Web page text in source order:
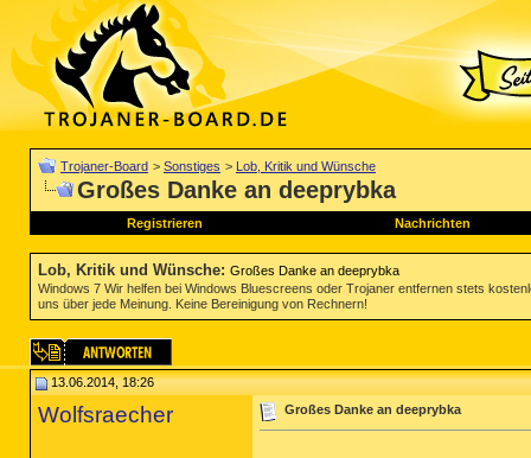
Trojaner-Board > Sonstiges > Lob, Kritik und Wünsche
Großes Danke an deeprybka
Registrieren Nachrichten
Lob, Kritik und Wünsche: Großes Danke an deeprybka
Windows 7 Wir helfen bei Windows Bluescreens oder Trojaner entfernen stets
uns über jede Meinung. Keine Bereinigung von Rechnern!
13.06.2014, 18:26
Wolfsraecher Großes Danke an deeprybka